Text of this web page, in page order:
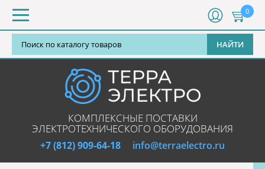
НАЙТИ
0
КОМПЛЕКСНЫЕ ПОСТАВКИ
ЭЛЕКТРОТЕХНИЧЕСКОГО ОБОРУДОВАНИЯ
+7 (812) 909-64-18 info@terraelectro.ru